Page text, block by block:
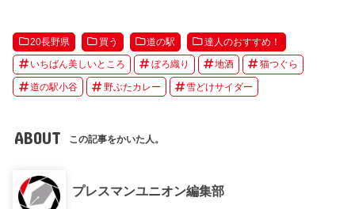
20長野県 買う 道の駅 達人のおすすめ！
いちばん美しいところ ぼろ織り 地酒 猫つぐら
道の駅小谷 野ぶたカレー 雪どけサイダー
ABOUT この記事をかいた人。
プレスマンユニオン編集部